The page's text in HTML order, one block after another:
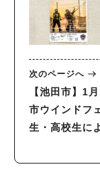
次のページへ
【池田市】1
市ウインドフ
生・高校生に